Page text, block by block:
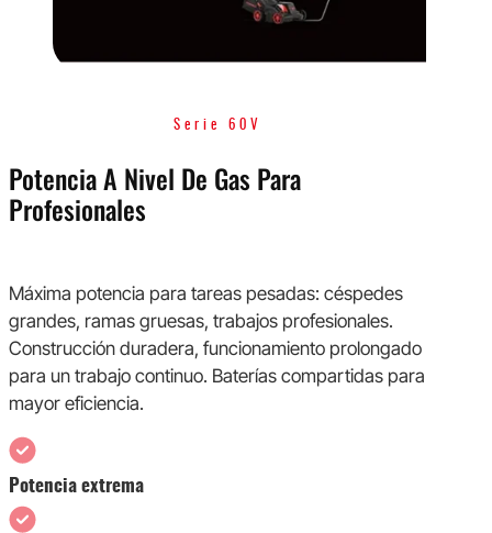
Serie 60V
Potencia A Nivel De Gas Para
Profesionales
Máxima potencia para tareas pesadas: céspedes
grandes, ramas gruesas, trabajos profesionales.
Construcción duradera, funcionamiento prolongado
para un trabajo continuo. Baterías compartidas para
mayor eficiencia.
Potencia extrema